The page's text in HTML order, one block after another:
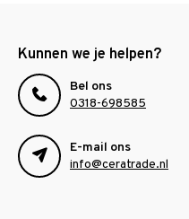
Kunnen we je helpen?
Bel ons
0318-698585
E-mail ons
info@ceratrade.nl